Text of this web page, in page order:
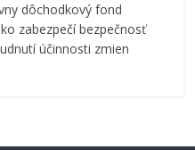
dôchodkový fond
zabezpečí bezpečnosť
účinnosti zmien